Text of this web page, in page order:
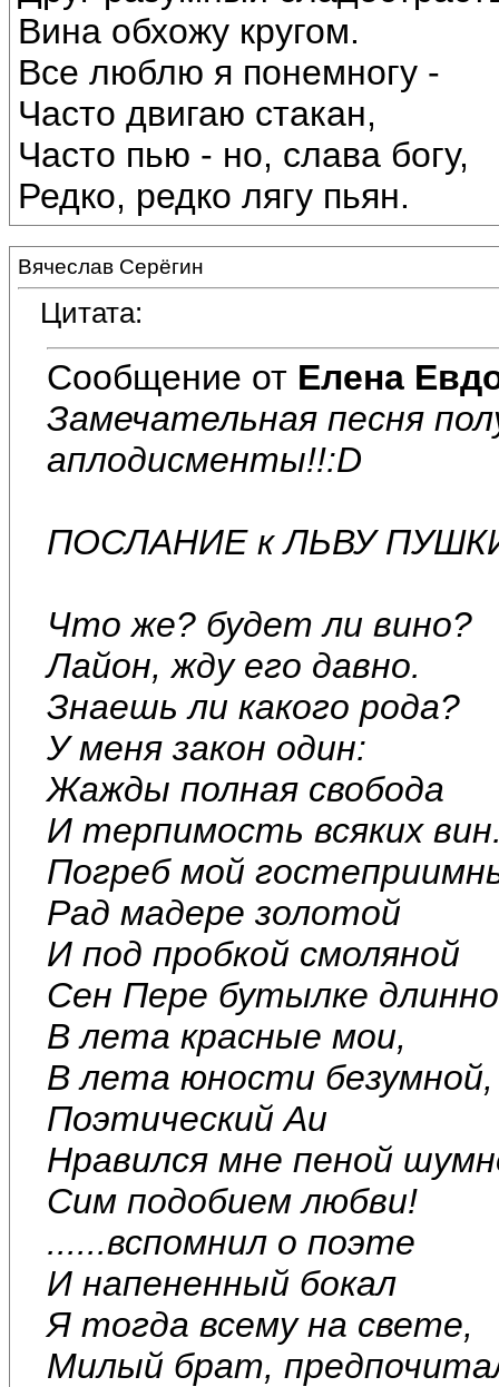
Вина обхожу кругом.
Все люблю я понемногу -
Часто двигаю стакан,
Часто пью - но, слава богу,
Редко, редко лягу пьян.
Вячеслав Серёгин
Цитата:
Сообщение от Елена
Замечательная песня
аплодисменты!!:D
ПОСЛАНИЕ к ЛЬВУ
Что же? будет ли вино?
Лайон, жду его давно.
Знаешь ли какого рода?
У меня закон один:
Жажды полная свобода
И терпимость всяких
Погреб мой
Рад мадере золотой
И под пробкой смоляной
Сен Пере бутылке
В лета красные мои,
В лета юности безумной,
Поэтический Аи
Нравился мне пеной
Сим подобием любви!
......вспомнил о поэте
И напененный бокал
Я тогда всему на свете,
Милый брат,